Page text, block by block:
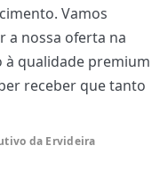
Vamos
a nossa oferta na
à qualidade premium
receber que tanto
da Ervideira